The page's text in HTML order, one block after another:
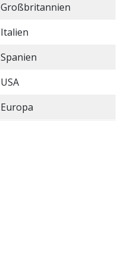
Großbritannien
Italien
Spanien
USA
Europa